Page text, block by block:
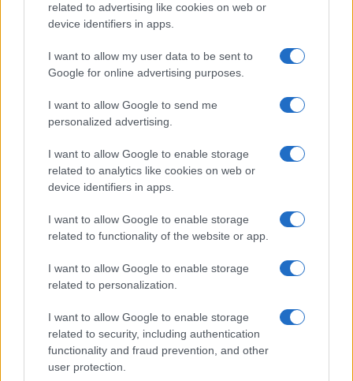
related to advertising like cookies on web or
device identifiers in apps.
I want to allow my user data to be sent to
Google for online advertising purposes.
I want to allow Google to send me
personalized advertising.
I want to allow Google to enable storage
related to analytics like cookies on web or
device identifiers in apps.
I want to allow Google to enable storage
related to functionality of the website or app.
I want to allow Google to enable storage
related to personalization.
I want to allow Google to enable storage
related to security, including authentication
functionality and fraud prevention, and other
user protection.